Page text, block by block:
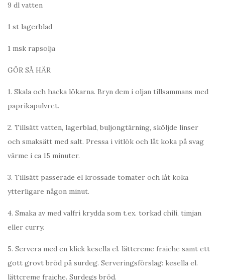
9 dl vatten
1 st lagerblad
1 msk rapsolja
GÖR SÅ HÄR
1. Skala och hacka lökarna. Bryn dem i oljan tillsammans med
paprikapulvret.
2. Tillsätt vatten, lagerblad, buljongtärning, sköljde linser
och smaksätt med salt. Pressa i vitlök och låt koka på svag
värme i ca 15 minuter.
3. Tillsätt passerade el krossade tomater och låt koka
ytterligare någon minut.
4. Smaka av med valfri krydda som t.ex. torkad chili, timjan
eller curry.
5. Servera med en klick kesella el. lättcreme fraiche samt ett
gott grovt bröd på surdeg. Serveringsförslag: kesella el.
lättcreme fraiche. Surdegs bröd.